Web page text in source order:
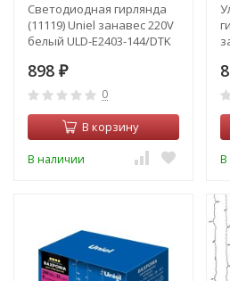
Светодиодная гирлянда
(11119) Uniel занавес 220V
белый ULD-E2403-144/DTK
898 ₽
0
В корзину
В наличии В